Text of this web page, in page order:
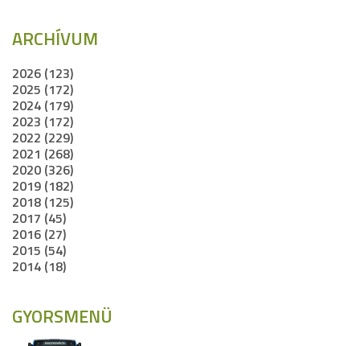
ARCHÍVUM
2026 (123)
2025 (172)
2024 (179)
2023 (172)
2022 (229)
2021 (268)
2020 (326)
2019 (182)
2018 (125)
2017 (45)
2016 (27)
2015 (54)
2014 (18)
GYORSMENÜ